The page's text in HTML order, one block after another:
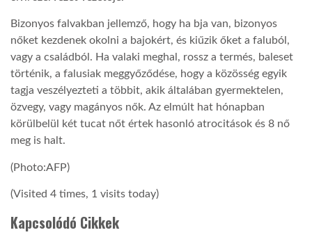
GLOBOBOOK
Bizonyos falvakban jellemző, hogy ha bja van, bizonyos
nőket kezdenek okolni a bajokért, és kiűzik őket a faluból,
vagy a családból. Ha valaki meghal, rossz a termés, baleset
történik, a falusiak meggyőződése, hogy a közösség egyik
tagja veszélyezteti a többit, akik általában gyermektelen,
özvegy, vagy magányos nők. Az elmúlt hat hónapban
körülbelül két tucat nőt értek hasonló atrocitások és 8 nő
meg is halt.
(Photo:AFP)
(Visited 4 times, 1 visits today)
Kapcsolódó Cikkek